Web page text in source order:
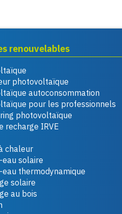
renouvelables
photovoltaïque
autoconsommation
pour les professionnels
photovoltaïque
recharge IRVE
chaleur
solaire
thermodynamique
solaire
au bois